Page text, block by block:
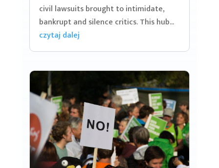
civil lawsuits brought to intimidate,
bankrupt and silence critics. This hub...
czytaj dalej